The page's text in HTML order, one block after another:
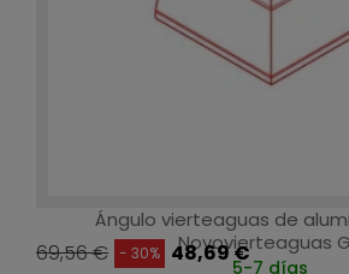
Ángulo vierteaguas de
Novovierteaguas
69,56 € - 30% 48,69 €
5-7 días